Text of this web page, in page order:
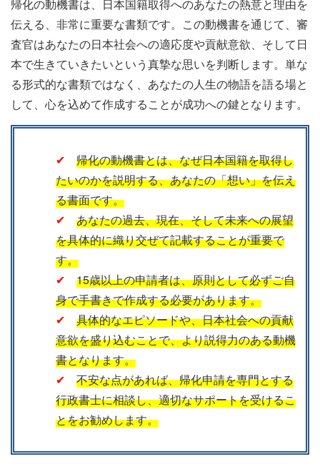
帰化の動機書は、日本国籍取得へのあなたの熱意と理由を
伝える、非常に重要な書類です。この動機書を通じて、審
査官はあなたの日本社会への適応度や貢献意欲、そして日
本で生きていきたいという真摯な思いを判断します。単な
る形式的な書類ではなく、あなたの人生の物語を語る場と
して、心を込めて作成することが成功への鍵となります。
✔
帰化の動機書とは、なぜ日本国籍を取得し
たいのかを説明する、あなたの「想い」を伝え
る書面です。
✔
あなたの過去、現在、そして未来への展望
を具体的に織り交ぜて記載することが重要で
す。
✔
15歳以上の申請者は、原則として必ずご自
身で手書きで作成する必要があります。
✔
具体的なエピソードや、日本社会への貢献
意欲を盛り込むことで、より説得力のある動機
書となります。
✔
不安な点があれば、帰化申請を専門とする
行政書士に相談し、適切なサポートを受けるこ
とをお勧めします。